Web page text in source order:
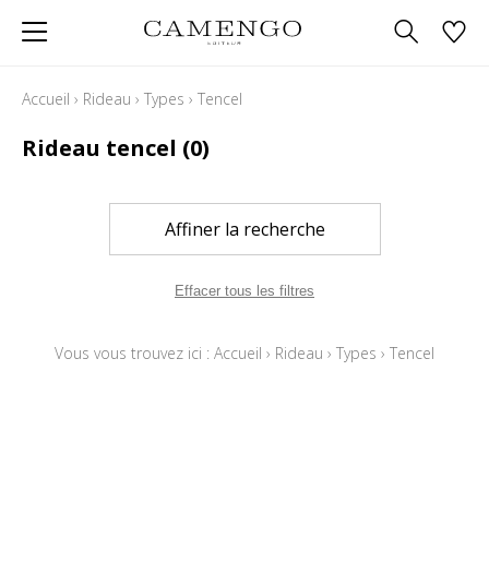
Accueil › Rideau › Types › Tencel
Rideau tencel (0)
Affiner la recherche
Effacer tous les filtres
Vous vous trouvez ici : Accueil › Rideau › Types › Tencel